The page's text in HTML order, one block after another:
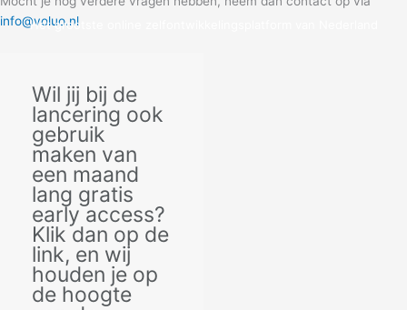
Het grootste online zelfontwikkelingsplatform van Nederland
info@voluo.nl
Wil jij bij de
lancering ook
gebruik
maken van
een maand
lang gratis
early access?
Klik dan op de
link, en wij
houden je op
de hoogte